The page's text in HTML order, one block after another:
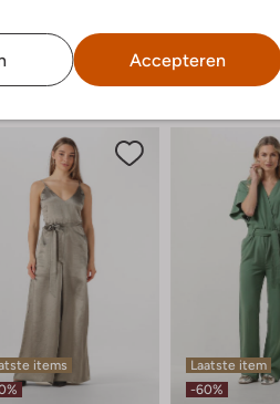
Accepteren
items
Laatste item
-60%